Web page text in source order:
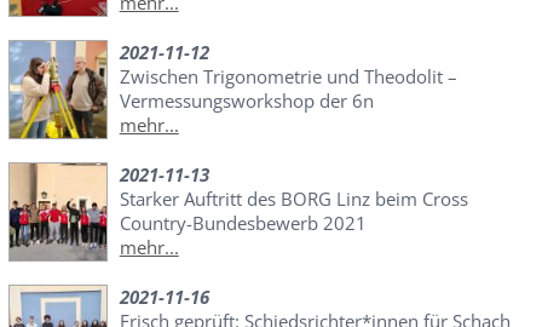
2021-11-12
Zwischen Trigonometrie und Theodolit –
Vermessungsworkshop der 6n
mehr...
2021-11-13
Starker Auftritt des BORG Linz beim Cross
Country-Bundesbewerb 2021
mehr...
2021-11-16
Frisch geprüft: Schiedsrichter*innen für Schach